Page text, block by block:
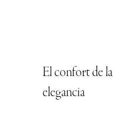
El confort de la
elegancia